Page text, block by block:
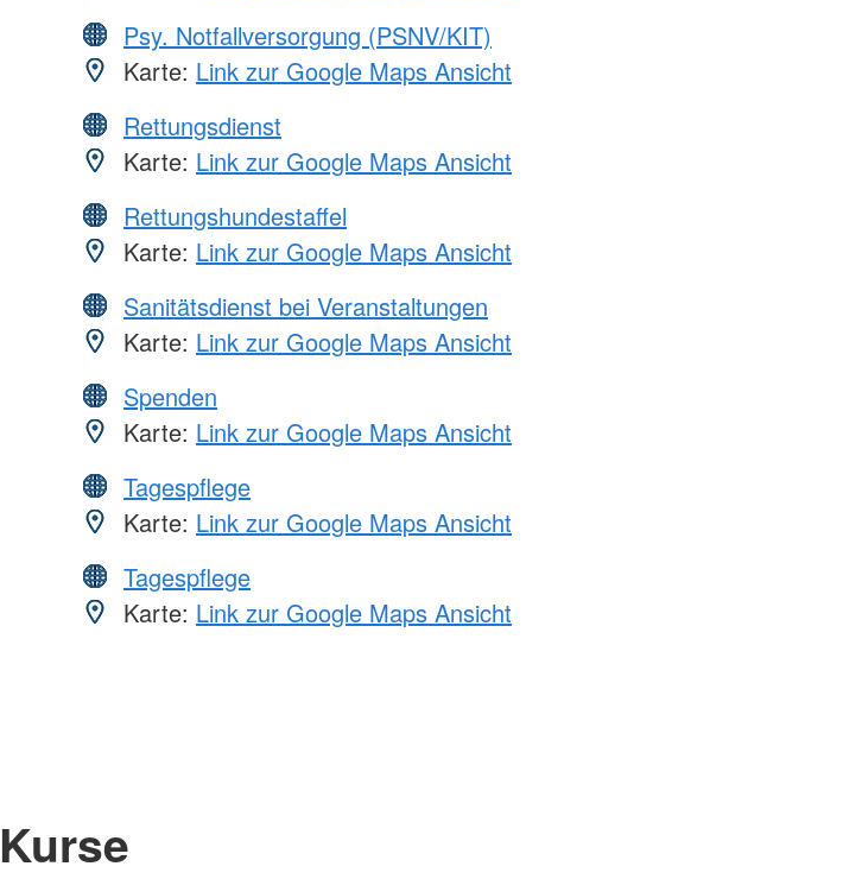
Psy. Notfallversorgung (PSNV/KIT)
Karte: Link zur Google Maps Ansicht
Rettungsdienst
Karte: Link zur Google Maps Ansicht
Rettungshundestaffel
Karte: Link zur Google Maps Ansicht
Sanitätsdienst bei Veranstaltungen
Karte: Link zur Google Maps Ansicht
Spenden
Karte: Link zur Google Maps Ansicht
Tagespflege
Karte: Link zur Google Maps Ansicht
Tagespflege
Karte: Link zur Google Maps Ansicht
Kurse